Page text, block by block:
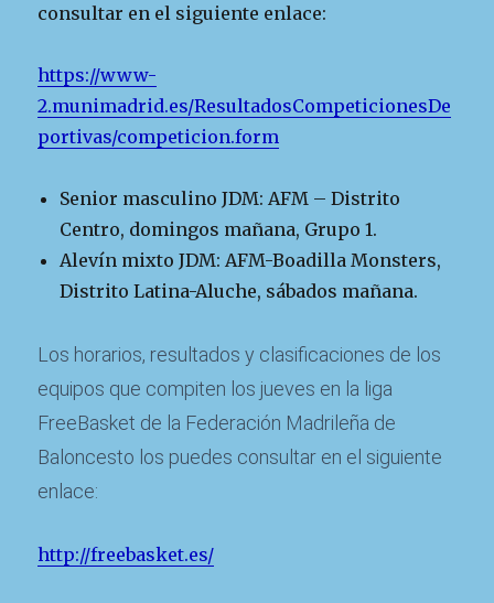
consultar en el siguiente enlace:
https://www-
2.munimadrid.es/ResultadosCompeticionesDe
portivas/competicion.form
Senior masculino JDM: AFM – Distrito
Centro, domingos mañana, Grupo 1.
Alevín mixto JDM: AFM-Boadilla Monsters,
Distrito Latina-Aluche, sábados mañana.
Los horarios, resultados y clasificaciones de los
equipos que compiten los jueves en la liga
FreeBasket de la Federación Madrileña de
Baloncesto los puedes consultar en el siguiente
enlace:
http://freebasket.es/